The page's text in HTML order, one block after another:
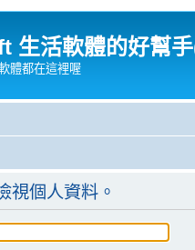
生活軟體的好幫
體都在這裡喔
視個人資料。